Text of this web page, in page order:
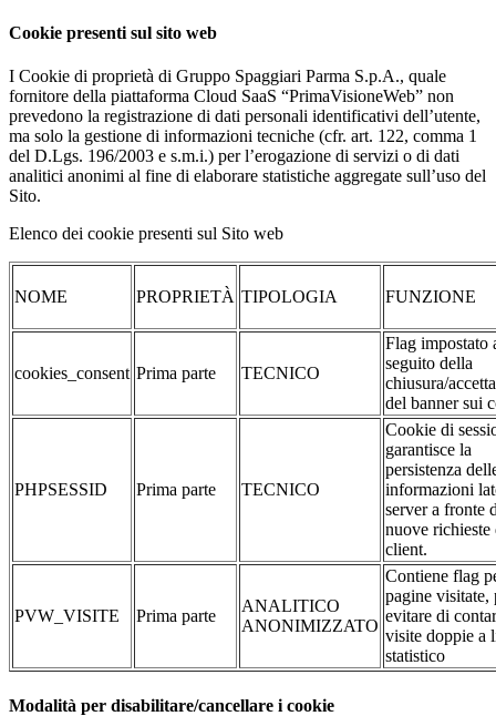
Cookie presenti sul sito web
I Cookie di proprietà di Gruppo Spaggiari Parma S.p.A., quale
fornitore della piattaforma Cloud SaaS “PrimaVisioneWeb” non
prevedono la registrazione di dati personali identificativi dell’utente,
ma solo la gestione di informazioni tecniche (cfr. art. 122, comma 1
del D.Lgs. 196/2003 e s.m.i.) per l’erogazione di servizi o di dati
analitici anonimi al fine di elaborare statistiche aggregate sull’uso del
Sito.
Elenco dei cookie presenti sul Sito web
NOME PROPRIETÀ TIPOLOGIA FUNZIONE
cookies_consent Prima parte TECNICO
Flag impostato
seguito della
chiusura/
del banner sui
PHPSESSID Prima parte TECNICO
Cookie di
garantisce la
persistenza
informazioni
server a fronte
nuove richieste
client.
PVW_VISITE Prima parte
ANALITICO
ANONIMIZZATO
Contiene flag
pagine visitate,
evitare di
visite doppie a
statistico
Modalità per disabilitare/cancellare i cookie